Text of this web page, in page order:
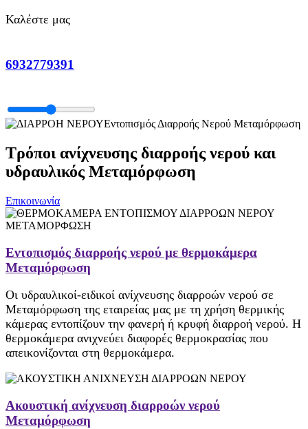
Καλέστε μας
6932779391
Εντοπισμός Διαρροής Νερού Μεταμόρφωση
Τρόποι ανίχνευσης διαρροής νερού και
υδραυλικός Μεταμόρφωση
Επικοινωνία
Εντοπισμός διαρροής νερού με θερμοκάμερα
Μεταμόρφωση
Οι υδραυλικοί-ειδικοί ανίχνευσης διαρροών νερού σε
Μεταμόρφωση της εταιρείας μας με τη χρήση θερμικής
κάμερας εντοπίζουν την φανερή ή κρυφή διαρροή νερού. Η
θερμοκάμερα ανιχνεύει διαφορές θερμοκρασίας που
απεικονίζονται στη θερμοκάμερα.
Ακουστική ανίχνευση διαρροών νερού
Μεταμόρφωση